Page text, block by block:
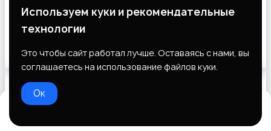
Используем куки и рекомендательные
технологии
Это чтобы сайт работал лучше. Оставаясь с нами, вы
соглашаетесь на использование файлов куки.
Ок
Новосибирск
Омск
Пермь
Выберите способ оплаты